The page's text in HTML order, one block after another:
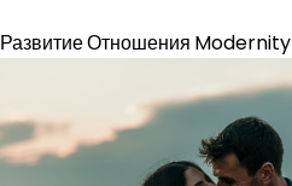
РазвитиеОтношения Modernity